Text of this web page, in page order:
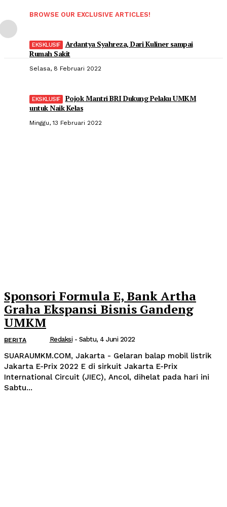
BROWSE OUR EXCLUSIVE ARTICLES!
Ardantya Syahreza, Dari Kuliner sampai
Rumah Sakit
Selasa, 8 Februari 2022
Pojok Mantri BRI Dukung Pelaku UMKM
untuk Naik Kelas
Minggu, 13 Februari 2022
Sponsori Formula E, Bank Artha
Graha Ekspansi Bisnis Gandeng
UMKM
BERITA Redaksi - Sabtu, 4 Juni 2022
SUARAUMKM.COM, Jakarta - Gelaran balap mobil listrik
Jakarta E-Prix 2022 E di sirkuit Jakarta E-Prix
International Circuit (JIEC), Ancol, dihelat pada hari ini
Sabtu...